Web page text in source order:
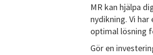
MR kan hjälpa
nydikning. Vi
optimal lösning
Gör en